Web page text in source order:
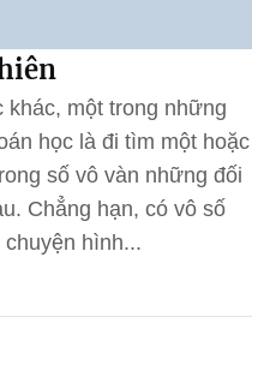
khác, một trong những
học là đi tìm một hoặc
số vô vàn những đối
Chẳng hạn, có vô số
hình...